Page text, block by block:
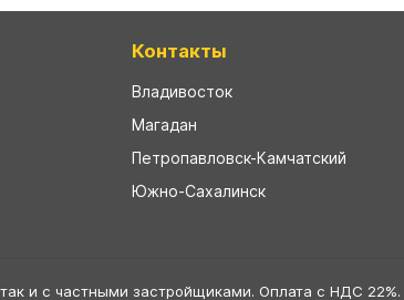
Контакты
Владивосток
Магадан
Петропавловск-Камчатский
Южно-Сахалинск
и с частными застройщиками. Оплата с НДС